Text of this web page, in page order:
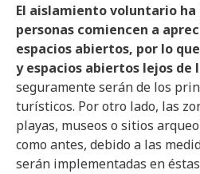
El aislamiento voluntario ha
personas comiencen a
espacios abiertos, por lo
y espacios abiertos lejos de
seguramente serán de los
turísticos. Por otro lado, las
playas, museos o sitios
como antes, debido a las
serán implementadas en